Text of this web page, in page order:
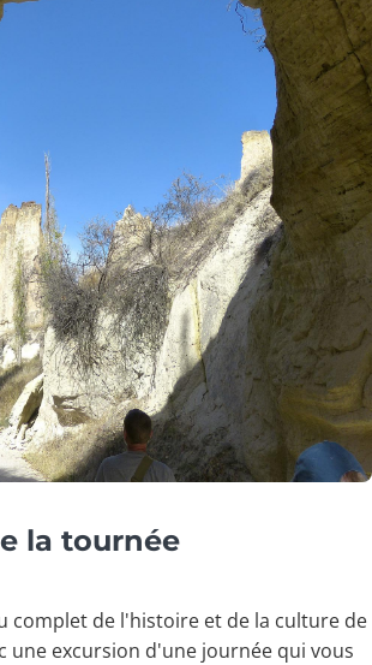
la tournée
complet de l'histoire et de la culture de
une excursion d'une journée qui vous